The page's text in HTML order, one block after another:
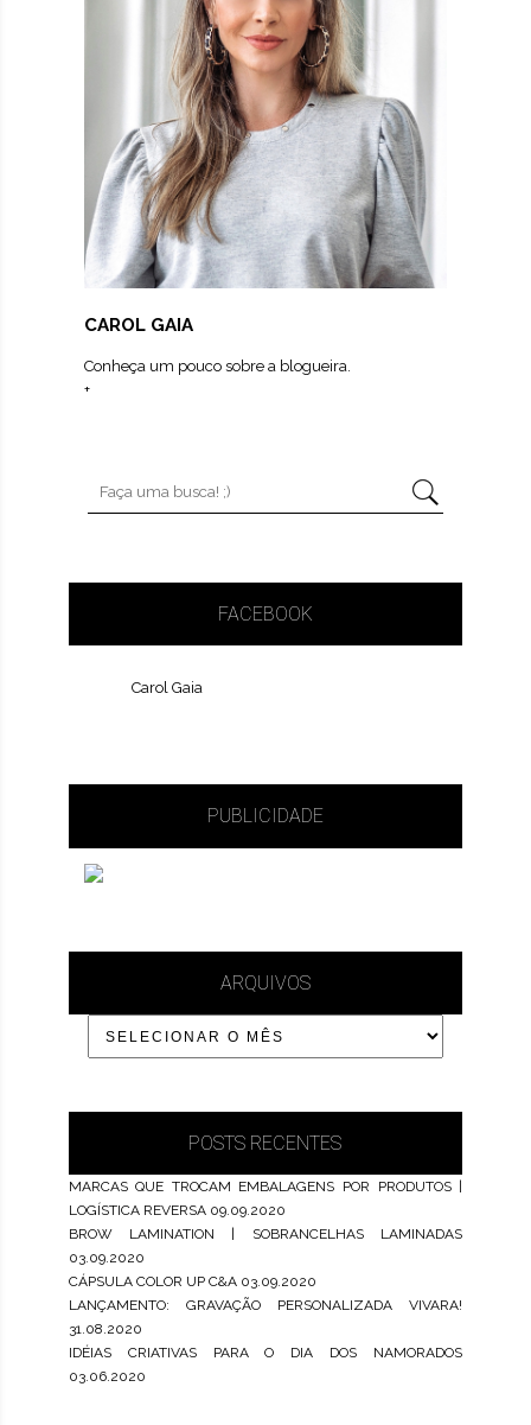
CAROL GAIA
Conheça um pouco sobre a blogueira.
+
FACEBOOK
Carol Gaia
PUBLICIDADE
ARQUIVOS
POSTS RECENTES
MARCAS QUE TROCAM EMBALAGENS POR PRODUTOS |
LOGÍSTICA REVERSA 09.09.2020
BROW LAMINATION | SOBRANCELHAS LAMINADAS
03.09.2020
CÁPSULA COLOR UP C&A 03.09.2020
LANÇAMENTO: GRAVAÇÃO PERSONALIZADA VIVARA!
31.08.2020
IDÉIAS CRIATIVAS PARA O DIA DOS NAMORADOS
03.06.2020